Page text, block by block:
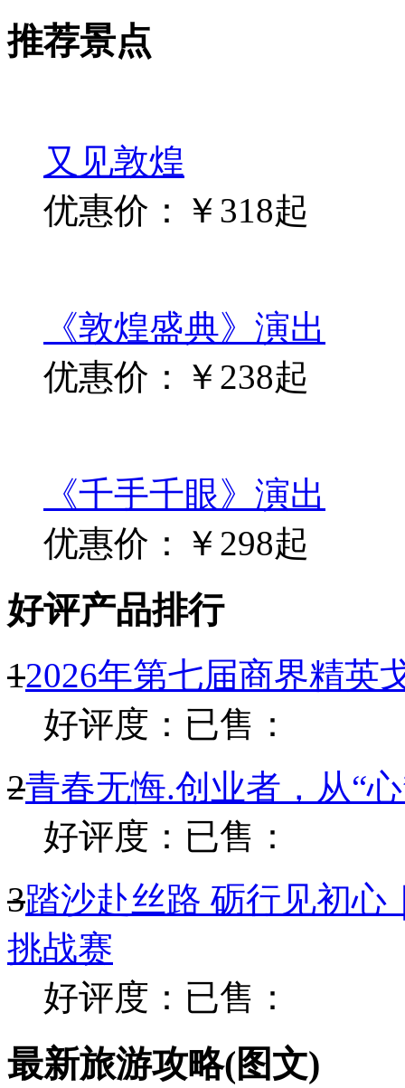
共1页 总共0条信息 首页
2026年第七届商界精英戈壁徒步挑战赛报名开启
青春无悔.创业者，从“心”再出发戈壁徒步挑战赛
推荐景点
优惠价：￥318起
《敦煌盛典》演出
优惠价：￥238起
《千手千眼》演出
优惠价：￥298起
好评产品排行
12026年第七届商界精英
好评度： 已售：
2青春无悔.创业者，从“